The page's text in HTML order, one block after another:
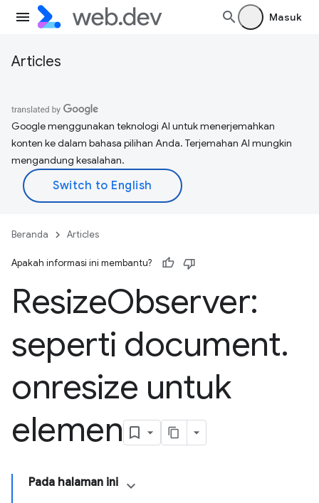
Masuk
Articles
Google menggunakan teknologi AI untuk menerjemahkan
konten ke dalam bahasa pilihan Anda. Terjemahan AI mungkin
mengandung kesalahan.
Beranda Articles
Apakah informasi ini membantu?
ResizeObserver:
seperti document.
onresize untuk
elemen
Pada halaman ini